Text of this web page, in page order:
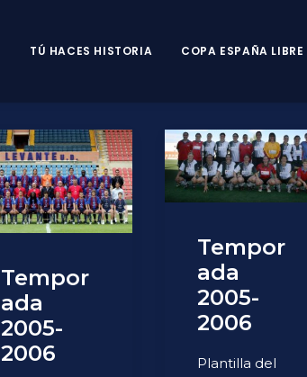
TÚ HACES HISTORIA COPA ESPAÑA LIBRE
Tempor
ada
2005-
2006
Tempor
ada
2005-
2006
Plantilla del